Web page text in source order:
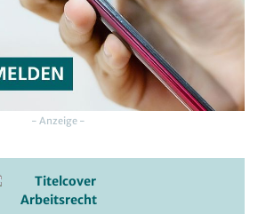
- Anzeige -